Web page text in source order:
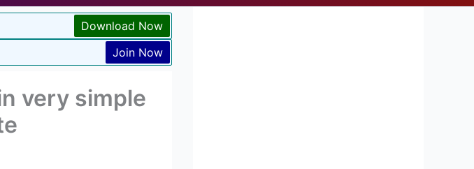
Download Now
Join Now
very simple